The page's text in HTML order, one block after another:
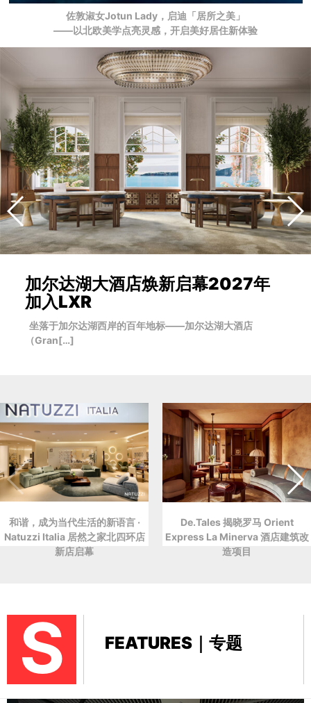
佐敦淑女Jotun Lady，启迪「居所之美」
——以北欧美学点亮灵感，开启美好居住新体验
加尔达湖大酒店焕新启幕2027年
加入LXR
坐落于加尔达湖西岸的百年地标——加尔达湖大酒店
（Gran[…]
和谐，成为当代生活的新语言 ·
Natuzzi Italia 居然之家北四环店
新店启幕
De.Tales 揭晓罗马 Orient
Express La Minerva 酒店建筑改
造项目
S FEATURES｜专题